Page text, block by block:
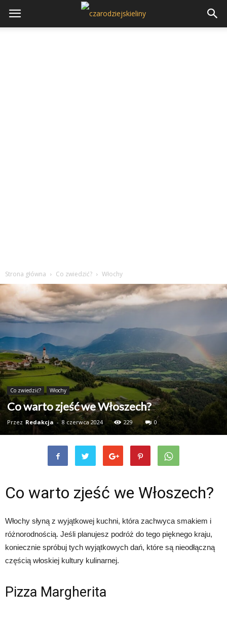
Strona główna Co zwiedzić? Włochy
Co zwiedzić? Włochy
Co warto zjeść we Włoszech?
Przez Redakcja - 8 czerwca 2024 229 0
Co warto zjeść we Włoszech?
Włochy słyną z wyjątkowej kuchni, która zachwyca smakiem i
różnorodnością. Jeśli planujesz podróż do tego pięknego kraju,
koniecznie spróbuj tych wyjątkowych dań, które są nieodłączną
częścią włoskiej kultury kulinarnej.
Pizza Margherita